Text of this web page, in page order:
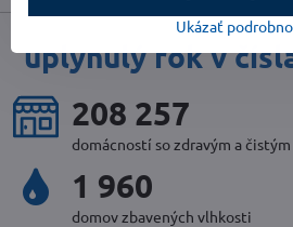
uplynulý rok v
225 981
domácností so zdravým a
2 128
domov zbavených vlhkosti
Ukázať